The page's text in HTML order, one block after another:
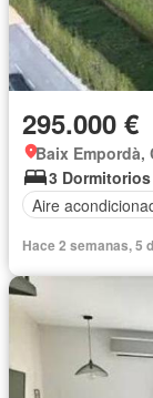
295.000 €
Baix Empordà,
3 Dormitorios
Aire
Hace 2 semanas, 5